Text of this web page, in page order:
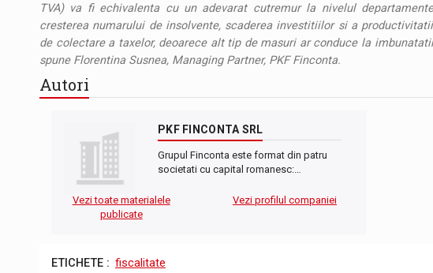
TVA) va fi echivalenta cu un adevarat cutremur la nivelul
cresterea numarului de insolvente, scaderea investitiilor si a
de colectare a taxelor, deoarece alt tip de masuri ar conduce la
spune Florentina Susnea, Managing Partner, PKF Finconta.
Autori
PKF FINCONTA SRL
Grupul Finconta este format din patru
societati cu capital romanesc:…
Vezi toate materialele
publicate
Vezi profilul companiei
ETICHETE : fiscalitate